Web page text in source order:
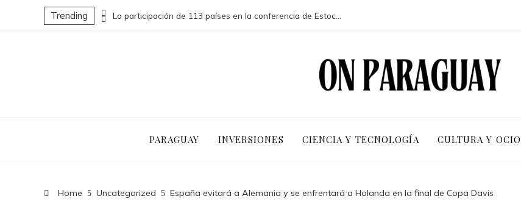
Trending Las 15 donaciones individuales más grandes que impulsaron cambios sociales significativos
PARAGUAY INVERSIONES CIENCIA Y TECNOLOGÍA CULTURA Y OCIO
Home Uncategorized España evitará a Alemania y se enfrentará a Holanda en la final de Copa Davis